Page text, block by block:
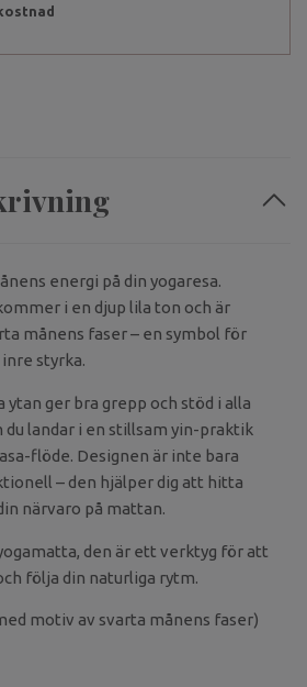
energi på din yogaresa.
i en djup lila ton och är
månens faser – en symbol för
styrka.
ytan ger bra grepp och stöd i alla
landar i en stillsam yin-praktik
flöde. Designen är inte bara
– den hjälper dig att hitta
närvaro på mattan.
den är ett verktyg för att
följa din naturliga rytm.
motiv av svarta månens faser)